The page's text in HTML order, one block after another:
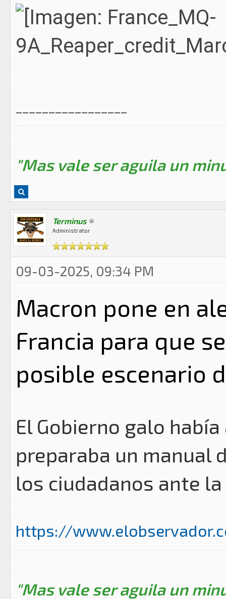
"Mas vale ser aguila un
Terminus
Administrator
09-03-2025, 09:34 PM
Macron pone en
Francia para que
posible escenario
El Gobierno galo
preparaba un manual
los ciudadanos ante
https://
"Mas vale ser aguila un